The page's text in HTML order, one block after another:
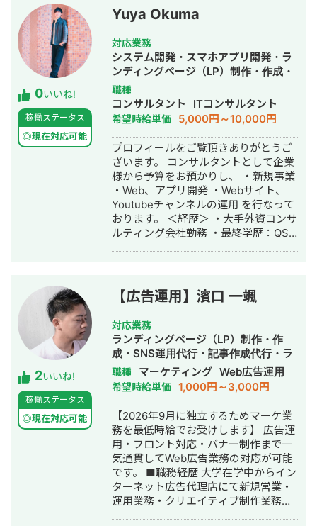
株式会社」を設立 ・法人化後も、3年
連続で150％以上の業績アップを実現
【略歴】 2018年〜2021年 ・外壁塗装
会社の集客のプロとして個人事業主で
活動 2022年〜 ・トソーマ株式会社
代表取締役 >リフォーム業・建設業
の集客支援 >SEO事業 >リスティ
ング広告事業 >ホームページ・LP制
作事業 LINE（無料相談をご希望の方）
https://s.lmes.jp/landing-
qr/2000788262-7YNDe1MK?
uLand=UGw3dP トソーマ株式会社公
式サイト https://tosoma.co.jp 無料で
相談も受け付けています。 興味がある
方は、LINEでお気軽にご連絡ください
ませ。
を目指されている企業様向けです。 基
本的にはチャットにてサポートさせて
いただきます。 質問例 ・今出稿してい
る業種のCPAの相場感 ・配信設定につ
いての相談 ・CRの添削 ・LPの添削 な
ど。 ②WEB広告運用代行（月額25万
円/手数料20%） 費用は月間広告費によ
り2パターンに分かれます。 月間広告
費100万円以下の場合 月額25万円 月
間広告費100万円以上の場合 月間広告
費20% ※LPO不要で純粋な広告運用の
みの場合15万円となります。 ご契約後
の作業内容はこちらです。 ・広告運用
プランニング作成 ・配信初期設定 ・
日々の配信調整 ・画像クリエイティブ
制作 ・LP修正（FV、セクション毎の
修正） ・KW/見出しなどのテキスト制
作及び入稿 ・広告審査落ち&アカウン
ち合わせ ・その他LPO、LINE、マーケ
ティングファネル、CSなど数値改善に
関わる部分のご提案 ＊動画クリエイテ
ィブ制作、LP制作、LINE構築&改修に
関しては別途ご請求となります。 以上
となります。 また広告代理店を協業先
としてお探しの会社様はぜひご連絡く
ださい。（紹介フィーのお支払いも
可） 協業先例 ・WEBコンサルティン
グ会社様 ・WEB制作会社様 ・動画編
集会社様 ・LINE構築会社様 など。 興
味ある方は1度ご相談ください。
🔻Chatwork
https://www.chatwork.com/riki199505
最後までご覧いただきありがとうござ
いました。 ＊リンクのYouTubeはご縁
あって「Webマーケティング
0いいね!
稼働ステータス
◎現在対応可能
Yuya Okuma
対応業務
システム開発・スマホアプリ開発・ラ
ンディングページ（LP）制作・作成・
Youtubeチャンネル運営代行・立ち上
げ・ECサイト構築・ネットショップ作
成代行・SEO対策・新規事業立上・記
事作成代行・ライティング・翻訳・ホ
ームページ制作・作成・リスティング
広告運用代行・オウンドメディア制
作・構築・運用代行・動画制作・動画
編集
職種
コンサルタント ITコンサルタント
希望時給単価 5,000円～10,000円
プロフィールをご覧頂きありがとうご
ざいます。 コンサルタントとして企業
様から予算をお預かりし、 ・新規事業
・Web、アプリ開発 ・Webサイト、
Youtubeチャンネルの運用 を行なって
おります。 ＜経歴＞ ・大手外資コンサ
ルティング会社勤務 ・最終学歴：QS世
国優勝・シリコンバレー短期研修参加
・2018年：メッセージアプリ開発会社
にて、SE兼PMとして従事 ・2019年：
有名大手インターンシップ10社以上参
加（サイバーエージェント、チームラ
ボ、PwC、デロイトなど）
2いいね!
稼働ステータス
◎現在対応可能
【広告運用】濱口 一颯
対応業務
ランディングページ（LP）制作・作
成・SNS運用代行・記事作成代行・ラ
イティング・ホームページ制作・作
成・バナー制作・デザイン・リスティ
ング広告運用代行・動画制作・動画編
集・営業代行
職種 マーケティング Web広告運用
希望時給単価 1,000円～3,000円
【2026年9月に独立するためマーケ業
務を最低時給でお受けします】 広告運
用・フロント対応・バナー制作まで一
気通貫してWeb広告業務の対応が可能
です。 ■職務経歴 大学在学中からイン
ターネット広告代理店にて新規営業・
運用業務・クリエイティブ制作業務を